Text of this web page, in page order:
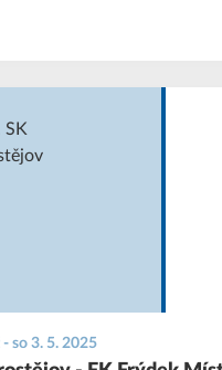
- so 3. 5. 2025